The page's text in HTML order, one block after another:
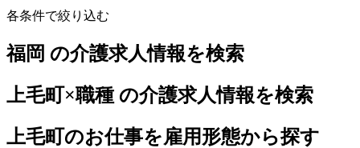
各条件で絞り込む
福岡 の介護求人情報を検索
上毛町×職種 の介護求人情報を検索
上毛町のお仕事を雇用形態から探す